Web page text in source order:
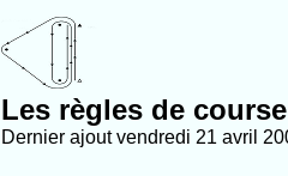
Les règles de course
Dernier ajout vendredi 21 avril